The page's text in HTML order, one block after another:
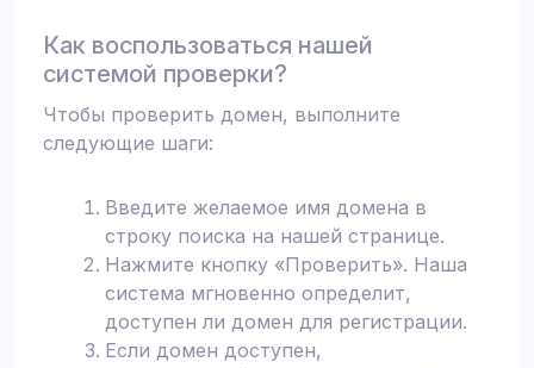
Как воспользоваться нашей
системой проверки?
Чтобы проверить домен, выполните
следующие шаги:
Введите желаемое имя домена в
строку поиска на нашей странице.
Нажмите кнопку «Проверить». Наша
система мгновенно определит,
доступен ли домен для регистрации.
Если домен доступен,